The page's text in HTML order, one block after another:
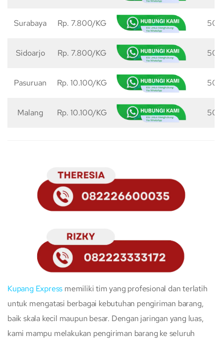
Surabaya Rp. 7.800/KG 50
Sidoarjo Rp. 7.800/KG 50
Pasuruan Rp. 10.100/KG 50
Malang Rp. 10.100/KG 50
Kupang Express memiliki tim yang profesional dan terlatih
untuk mengatasi berbagai kebutuhan pengiriman barang,
baik skala kecil maupun besar. Dengan jaringan yang luas,
kami mampu melakukan pengiriman barang ke seluruh